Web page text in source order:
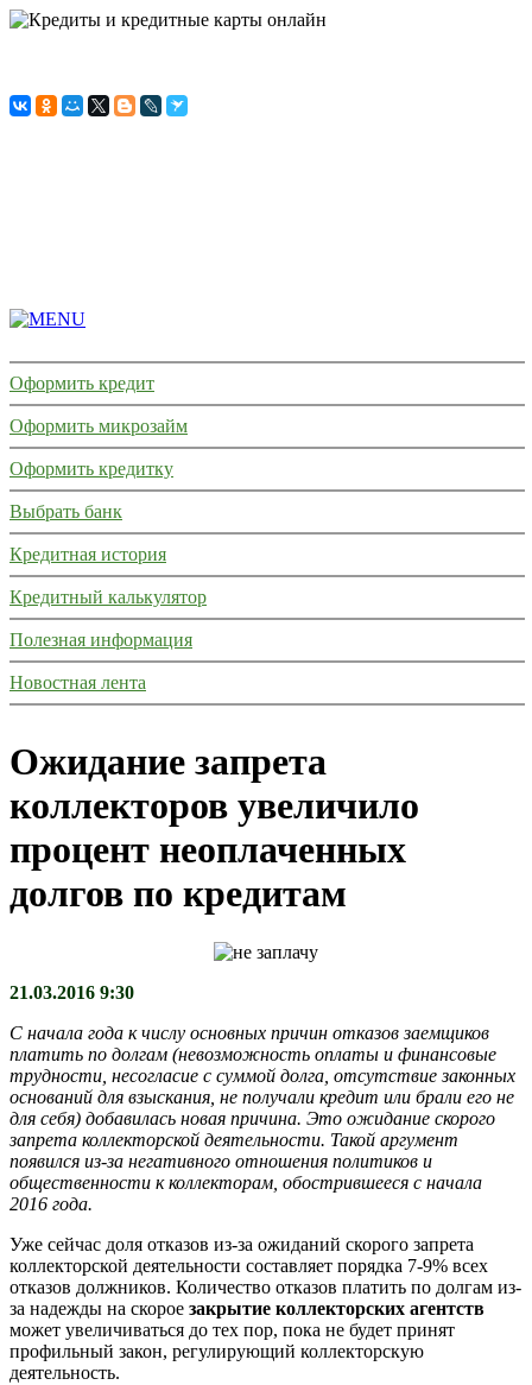
Оформить кредит
Оформить микрозайм
Оформить кредитку
Выбрать банк
Кредитная история
Кредитный калькулятор
Полезная информация
Новостная лента
Ожидание запрета
коллекторов увеличило
процент неоплаченных
долгов по кредитам
21.03.2016 9:30
С начала года к числу основных причин отказов заемщиков
платить по долгам (невозможность оплаты и финансовые
трудности, несогласие с суммой долга, отсутствие законных
оснований для взыскания, не получали кредит или брали его не
для себя) добавилась новая причина. Это ожидание скорого
запрета коллекторской деятельности. Такой аргумент
появился из-за негативного отношения политиков и
общественности к коллекторам, обострившееся с начала
2016 года.
Уже сейчас доля отказов из-за ожиданий скорого запрета
коллекторской деятельности составляет порядка 7-9% всех
отказов должников. Количество отказов платить по долгам из-
за надежды на скорое закрытие коллекторских агентств
может увеличиваться до тех пор, пока не будет принят
профильный закон, регулирующий коллекторскую
деятельность.